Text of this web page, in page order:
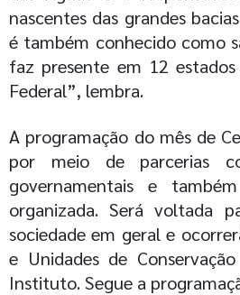
nascentes das grandes
é também conhecido como
faz presente em 12
Federal”, lembra.
A programação do mês de
por meio de parcerias
governamentais e também
organizada. Será voltada
sociedade em geral e
e Unidades de
Instituto. Segue a